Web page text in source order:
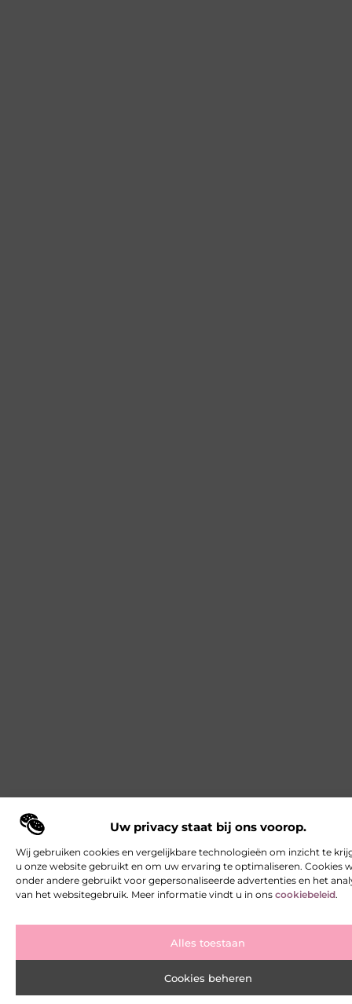
Uw privacy staat bij ons voorop.
Wij gebruiken cookies en vergelijkbare technologieën om inzicht te
u onze website gebruikt en om uw ervaring te optimaliseren. Cookies
onder andere gebruikt voor gepersonaliseerde advertenties en het
van het websitegebruik. Meer informatie vindt u in ons cookiebeleid.
Alles toestaan
Cookies beheren